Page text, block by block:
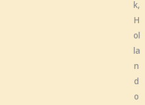
k,
H
ol
la
n
d
o